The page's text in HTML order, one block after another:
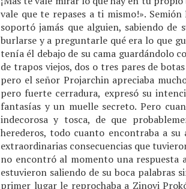
vale que te repases a ti mismo!».
soportó jamás que alguien, sabiendo
burlarse y a preguntarle qué era lo que
tenía él debajo de su cama guardándolo
de trapos viejos, dos o tres pares de
pero el señor Projarchin apreciaba
pero fuerte cerradura, expresó su
fantasías y un muelle secreto. Pero
indecorosa y tosca, de que
herederos, todo cuanto encontraba a
extraordinarias consecuencias que
no encontró al momento una respuesta
estuvieron saliendo de su boca palabras
primer lugar le reprochaba a Zinovi